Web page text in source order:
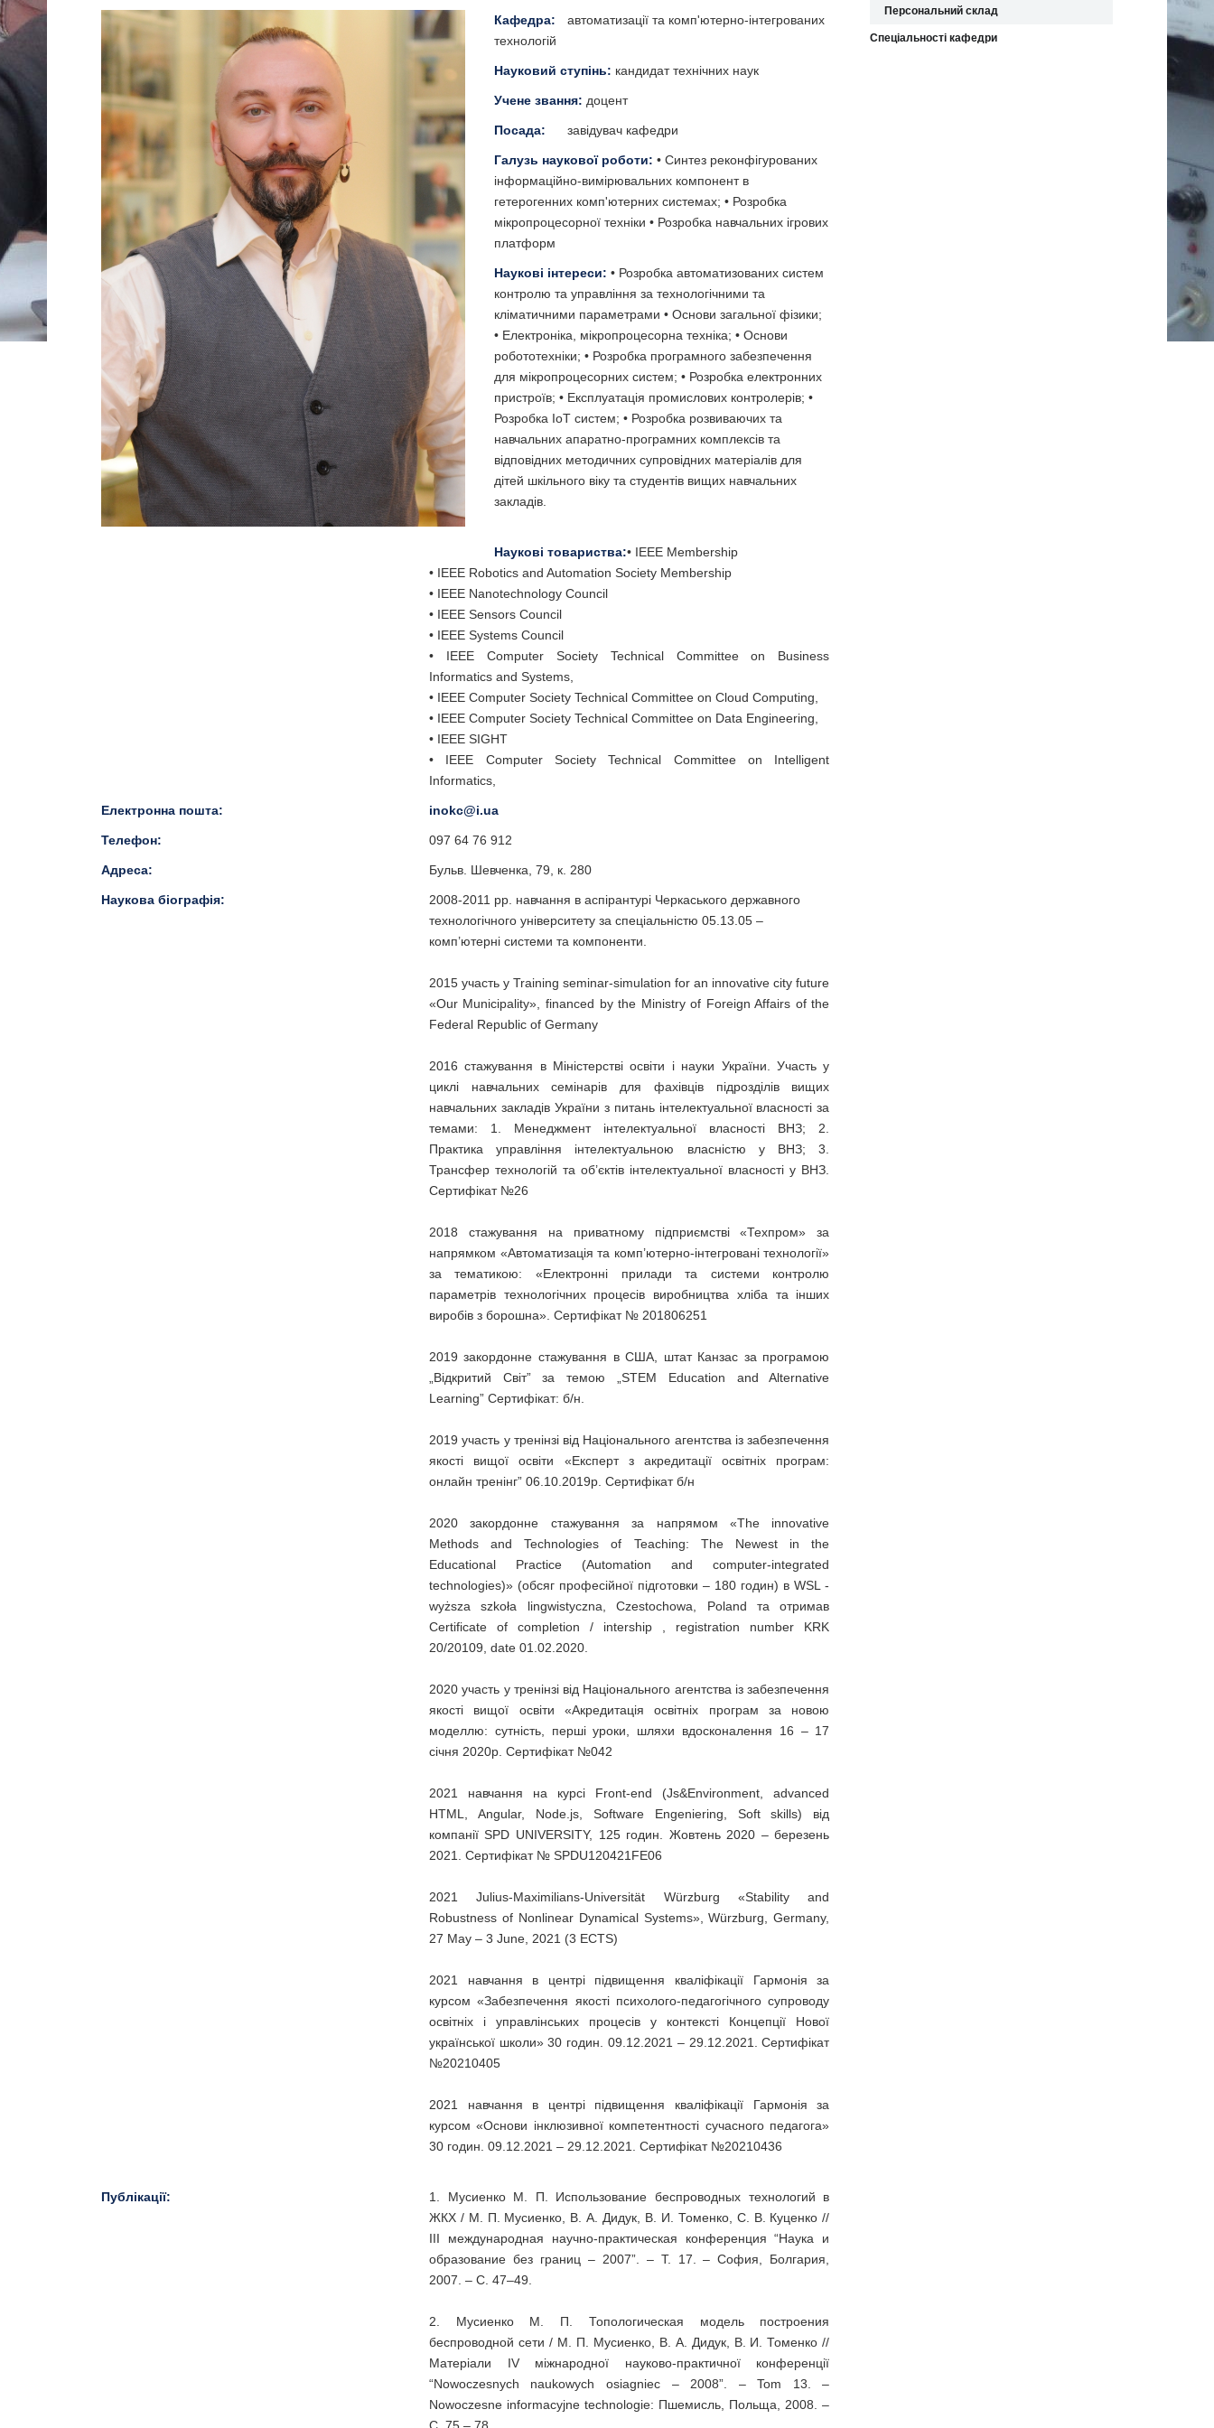
Кафедра:
автоматизації та комп'ютерно-інтегрованих
технологій
Науковий ступінь: кандидат технічних наук
Учене звання: доцент
Посада: завідувач кафедри
Галузь наукової роботи:• Синтез реконфігурованих
інформаційно-вимірювальних компонент в
гетерогенних комп'ютерних системах; • Розробка
мікропроцесорної техніки • Розробка навчальних ігрових
платформ
Наукові інтереси:• Розробка автоматизованих систем
контролю та управління за технологічними та
кліматичними параметрами • Основи загальної фізики;
• Електроніка, мікропроцесорна техніка; • Основи
робототехніки; • Розробка програмного забезпечення
для мікропроцесорних систем; • Розробка електронних
пристроїв; • Експлуатація промислових контролерів; •
Розробка ІоТ систем; • Розробка розвиваючих та
навчальних апаратно-програмних комплексів та
відповідних методичних супровідних матеріалів для
дітей шкільного віку та студентів вищих навчальних
закладів.
Наукові товариства:• IEEE Membership
• IEEE Robotics and Automation Society Membership
• IEEE Nanotechnology Council
• IEEE Sensors Council
• IEEE Systems Council
• IEEE Computer Society Technical Committee on Business
Informatics and Systems,
• IEEE Computer Society Technical Committee on Cloud Computing,
• IEEE Computer Society Technical Committee on Data Engineering,
• IEEE SIGHT
• IEEE Computer Society Technical Committee on Intelligent
Informatics,
Електронна пошта: inokc@i.ua
Телефон: 097 64 76 912
Адреса: Бульв. Шевченка, 79, к. 280
Наукова біографія:
2008-2011 рр. навчання в аспірантурі Черкаського державного
технологічного університету за спеціальністю 05.13.05 –
комп’ютерні системи та компоненти.
2015 участь у Training seminar-simulation for an innovative city future
«Our Municipality», financed by the Ministry of Foreign Affairs of the
Federal Republic of Germany
2016 стажування в Міністерстві освіти і науки України. Участь у
циклі навчальних семінарів для фахівців підрозділів вищих
навчальних закладів України з питань інтелектуальної власності за
темами: 1. Менеджмент інтелектуальної власності ВНЗ; 2.
Практика управління інтелектуальною власністю у ВНЗ; 3.
Трансфер технологій та об’єктів інтелектуальної власності у ВНЗ.
Сертифікат №26
2018 стажування на приватному підприємстві «Техпром» за
напрямком «Автоматизація та комп’ютерно-інтегровані технології»
за тематикою: «Електронні прилади та системи контролю
параметрів технологічних процесів виробництва хліба та інших
виробів з борошна». Сертифікат № 201806251
2019 закордонне стажування в США, штат Канзас за програмою
„Відкритий Світ” за темою „STEM Education and Alternative
Learning” Сертифікат: б/н.
2019 участь у тренінзі від Національного агентства із забезпечення
якості вищої освіти «Експерт з акредитації освітніх програм:
онлайн тренінг” 06.10.2019р. Сертифікат б/н
2020 закордонне стажування за напрямом «The innovative
Methods and Technologies of Teaching: The Newest in the
Educational Practice (Automation and computer-integrated
technologies)» (обсяг професійної підготовки – 180 годин) в WSL -
wyższa szkoła lingwistyczna, Czestochowa, Poland та отримав
Certificate of completion / intership , registration number KRK
20/20109, date 01.02.2020.
2020 участь у тренінзі від Національного агентства із забезпечення
якості вищої освіти «Акредитація освітніх програм за новою
моделлю: сутність, перші уроки, шляхи вдосконалення 16 – 17
січня 2020р. Сертифікат №042
2021 навчання на курсі Front-end (Js&Environment, advanced
HTML, Angular, Node.js, Software Engeniering, Soft skills) від
компанії SPD UNIVERSITY, 125 годин. Жовтень 2020 – березень
2021. Сертифікат № SPDU120421FE06
2021 Julius-Maximilians-Universität Würzburg «Stability and
Robustness of Nonlinear Dynamical Systems», Würzburg, Germany,
27 May – 3 June, 2021 (3 ECTS)
2021 навчання в центрі підвищення кваліфікації Гармонія за
курсом «Забезпечення якості психолого-педагогічного супроводу
освітніх і управлінських процесів у контексті Концепції Нової
української школи» 30 годин. 09.12.2021 – 29.12.2021. Сертифікат
№20210405
2021 навчання в центрі підвищення кваліфікації Гармонія за
курсом «Основи інклюзивної компетентності сучасного педагога»
30 годин. 09.12.2021 – 29.12.2021. Сертифікат №20210436
Публікації:
1. Мусиенко М. П. Использование беспроводных технологий в
ЖКХ / М. П. Мусиенко, В. А. Дидук, В. И. Томенко, С. В. Куценко //
ІІІ международная научно-практическая конференция “Наука и
образование без границ – 2007”. – Т. 17. – София, Болгария,
2007. – С. 47–49.
2. Мусиенко М. П. Топологическая модель построения
беспроводной сети / М. П. Мусиенко, В. А. Дидук, В. И. Томенко //
Матеріали IV міжнародної науково-практичної конференції
“Nowoczesnych naukowych osiagniec – 2008”. – Tom 13. –
Nowoczesne informacyjne technologie: Пшемисль, Польща, 2008. –
Персональний склад
Спеціальності кафедри